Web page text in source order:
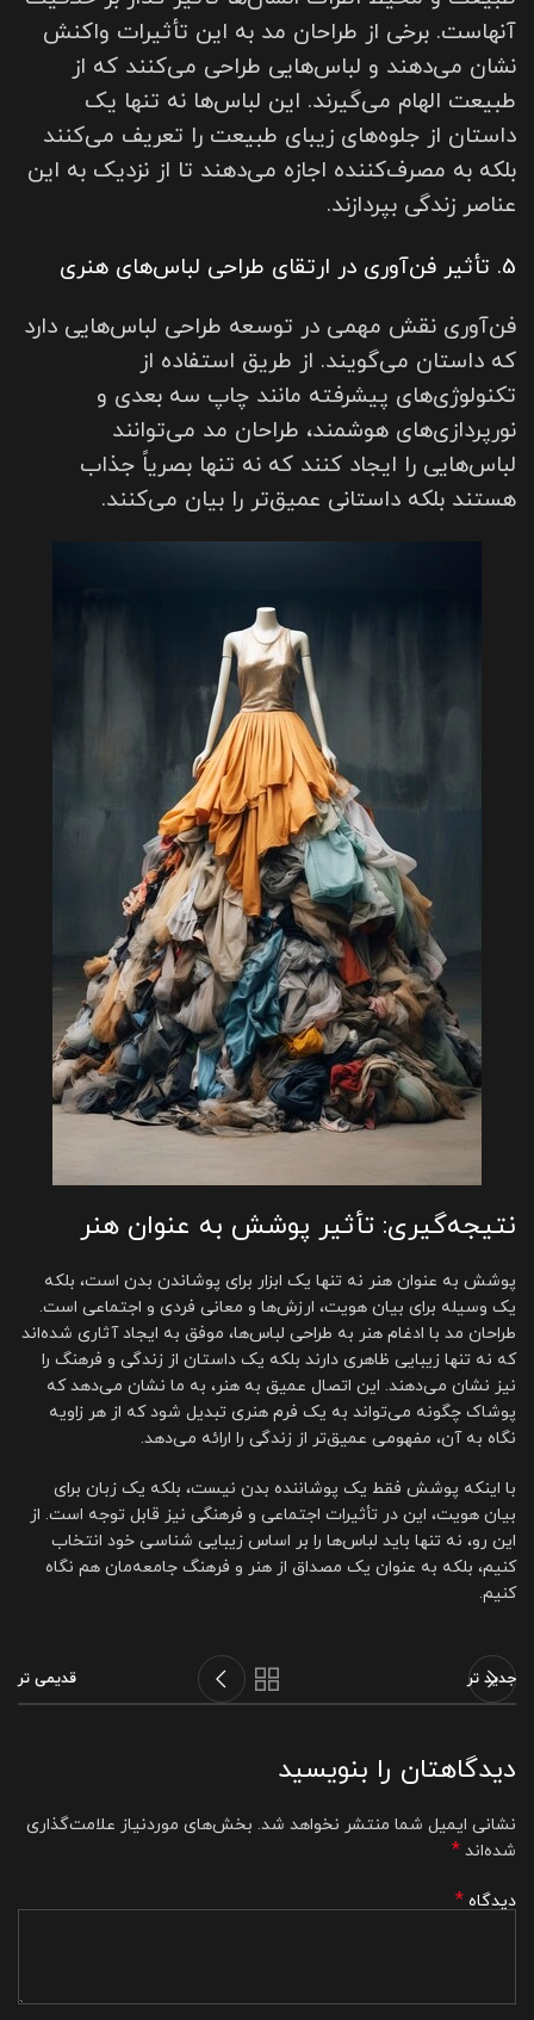
آنهاست. برخی از طراحان مد به این تأثیرات واکنش
نشان می‌دهند و لباس‌هایی طراحی می‌کنند که از
طبیعت الهام می‌گیرند. این لباس‌ها نه تنها یک
داستان از جلوه‌های زیبای طبیعت را تعریف می‌کنند
بلکه به مصرف‌کننده اجازه می‌دهند تا از نزدیک به این
عناصر زندگی بپردازند.
5. تأثیر فن‌آوری در ارتقای طراحی لباس‌های هنری
فن‌آوری نقش مهمی در توسعه طراحی لباس‌هایی دارد
که داستان می‌گویند. از طریق استفاده از
تکنولوژی‌های پیشرفته مانند چاپ سه بعدی و
نورپردازی‌های هوشمند، طراحان مد می‌توانند
لباس‌هایی را ایجاد کنند که نه تنها بصریاً جذاب
هستند بلکه داستانی عمیق‌تر را بیان می‌کنند.
نتیجه‌گیری: تأثیر پوشش به عنوان هنر
پوشش به عنوان هنر نه تنها یک ابزار برای پوشاندن بدن است، بلکه
یک وسیله برای بیان هویت، ارزش‌ها و معانی فردی و اجتماعی است.
طراحان مد با ادغام هنر به طراحی لباس‌ها، موفق به ایجاد آثاری شده‌اند
که نه تنها زیبایی ظاهری دارند بلکه یک داستان از زندگی و فرهنگ را
نیز نشان می‌دهند. این اتصال عمیق به هنر، به ما نشان می‌دهد که
پوشاک چگونه می‌تواند به یک فرم هنری تبدیل شود که از هر زاویه
نگاه به آن، مفهومی عمیق‌تر از زندگی را ارائه می‌دهد.
با اینکه پوشش فقط یک پوشاننده بدن نیست، بلکه یک زبان برای
بیان هویت، این در تأثیرات اجتماعی و فرهنگی نیز قابل توجه است. از
این رو، نه تنها باید لباس‌ها را بر اساس زیبایی شناسی خود انتخاب
کنیم، بلکه به عنوان یک مصداق از هنر و فرهنگ جامعه‌مان هم نگاه
کنیم.
جدید تر قدیمی تر
دیدگاهتان را بنویسید
نشانی ایمیل شما منتشر نخواهد شد. بخش‌های موردنیاز علامت‌گذاری
شده‌اند *
دیدگاه *